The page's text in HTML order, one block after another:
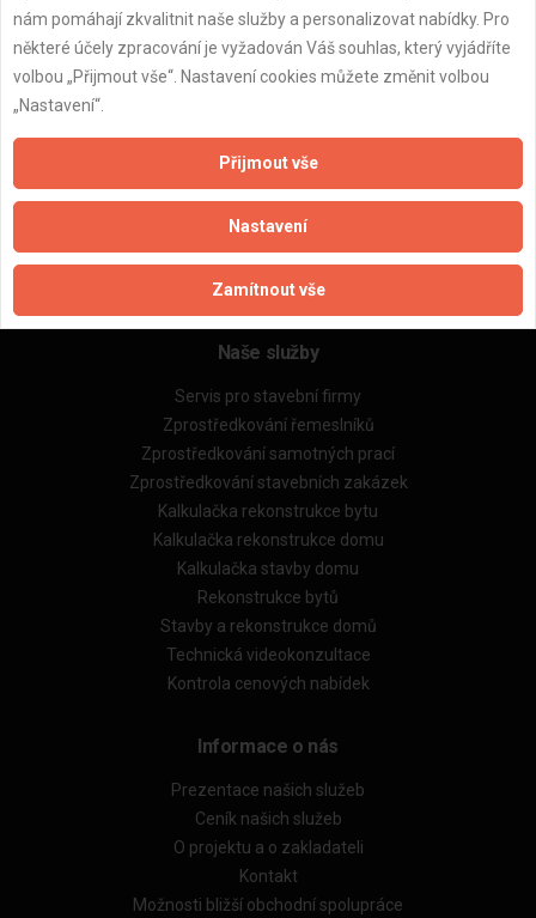
Důležité informace
Zásady pro používání souborů cookie
Obchodní podmínky (zprostředkování)
Obchodní podmínky (rozpočtování)
Reference
Naše excelové tabulky online
Naše služby
Servis pro stavební firmy
Zprostředkování řemeslníků
Zprostředkování samotných prací
Zprostředkování stavebních zakázek
Kalkulačka rekonstrukce bytu
Kalkulačka rekonstrukce domu
Kalkulačka stavby domu
Rekonstrukce bytů
Stavby a rekonstrukce domů
Technická videokonzultace
Kontrola cenových nabídek
Informace o nás
Prezentace našich služeb
Ceník našich služeb
O projektu a o zakladateli
Kontakt
Možnosti bližší obchodní spolupráce
nám pomáhají zkvalitnit naše služby a personalizovat nabídky. Pro
některé účely zpracování je vyžadován Váš souhlas, který vyjádříte
volbou „Přijmout vše“. Nastavení cookies můžete změnit volbou
„Nastavení“.
Přijmout vše
Nastavení
Zamítnout vše